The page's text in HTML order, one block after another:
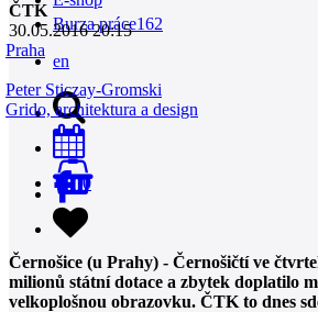
Burza práce162
en
0
ČTK
30.05.2016 20:15
Praha
Peter Sticzay-Gromski
Grido, architektura a design
Černošice (u Prahy) - Černošičtí ve
milionů státní dotace a zbytek doplatilo
velkoplošnou obrazovku. ČTK to dnes